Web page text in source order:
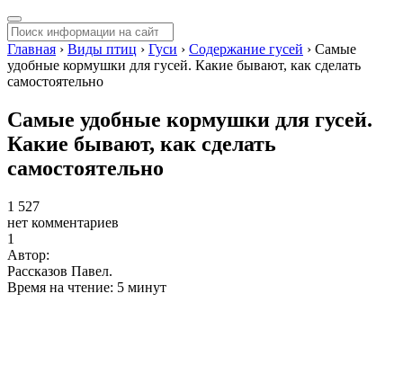
Главная › Виды птиц › Гуси › Содержание гусей › Самые
удобные кормушки для гусей. Какие бывают, как сделать
самостоятельно
Самые удобные кормушки для гусей.
Какие бывают, как сделать
самостоятельно
1 527
нет комментариев
1
Автор:
Рассказов Павел.
Время на чтение: 5 минут